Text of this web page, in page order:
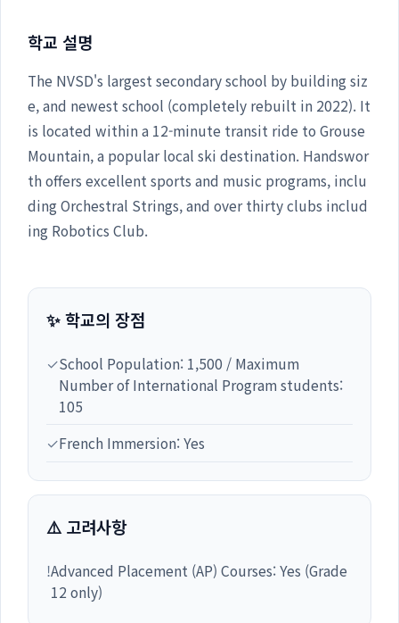
학교 설명
The NVSD's largest secondary school by building siz
e, and newest school (completely rebuilt in 2022). It
is located within a 12-minute transit ride to Grouse
Mountain, a popular local ski destination. Handswor
th offers excellent sports and music programs, inclu
ding Orchestral Strings, and over thirty clubs includ
ing Robotics Club.
✨ 학교의 장점
✓School Population: 1,500 / Maximum
Number of International Program students:
105
✓French Immersion: Yes
⚠️ 고려사항
!Advanced Placement (AP) Courses: Yes (Grade
12 only)